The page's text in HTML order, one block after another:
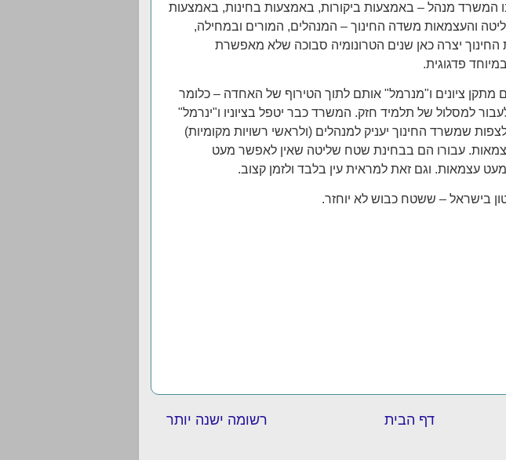
המשרד מנהל – באמצעות ביקורות, באמצעות בחינות, באמצעות
והעצמאות משדה החינוך – המנהלים, המורים ובמחילה,
יצרה כאן שנים הטרונומיה סבוכה שלא מאפשרת
פדגוגית.
מתקן ציונים ו"מנרמל" אותם לתוך הטירוף של האחדה – כלומר
למסלול של תלמיד חזק. המשרד כבר יטפל בציוניו ו"ינרמל"
שמשרד החינוך יעניק למנהלים (ולראשי רשויות מקומיות)
עבורו הם בבחינת שטח שליטה שאין לאפשר מעט
עצמאות. וגם זאת למראית עין בלבד ולזמן קצוב.
בישראל – ששטח כבוש לא יוחזר.
רשומה ישנה יותר דף הבית